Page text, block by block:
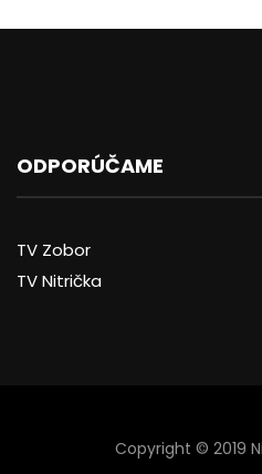
ODPORÚČAME
TV Zobor
TV Nitrička
Copyright © 2019